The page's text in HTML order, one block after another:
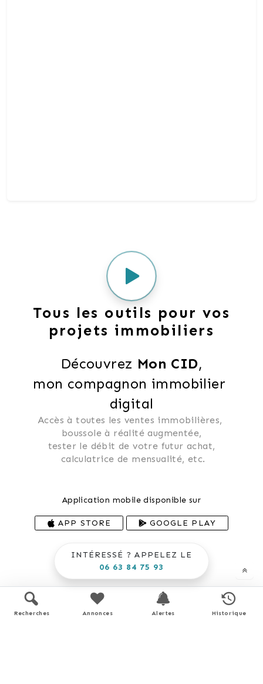
Tous les outils pour vos
projets immobiliers
Découvrez Mon CID,
mon compagnon immobilier
digital
Accès à toutes les ventes immobilières,
boussole à réalité augmentée,
tester le débit de votre futur achat,
calculatrice de mensualité, etc.
Application mobile disponible sur
APP STORE GOOGLE PLAY
En savoir plus
INTÉRESSÉ ? APPELEZ LE
06 63 84 75 93
Recherches Annonces Alertes Historique